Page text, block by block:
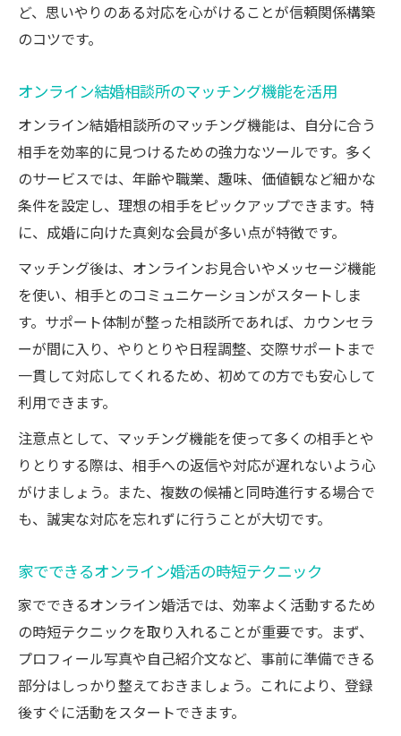
ど、思いやりのある対応を心がけることが信頼関係構築
のコツです。
オンライン結婚相談所のマッチング機能を活用
オンライン結婚相談所のマッチング機能は、自分に合う
相手を効率的に見つけるための強力なツールです。多く
のサービスでは、年齢や職業、趣味、価値観など細かな
条件を設定し、理想の相手をピックアップできます。特
に、成婚に向けた真剣な会員が多い点が特徴です。
マッチング後は、オンラインお見合いやメッセージ機能
を使い、相手とのコミュニケーションがスタートしま
す。サポート体制が整った相談所であれば、カウンセラ
ーが間に入り、やりとりや日程調整、交際サポートまで
一貫して対応してくれるため、初めての方でも安心して
利用できます。
注意点として、マッチング機能を使って多くの相手とや
りとりする際は、相手への返信や対応が遅れないよう心
がけましょう。また、複数の候補と同時進行する場合で
も、誠実な対応を忘れずに行うことが大切です。
家でできるオンライン婚活の時短テクニック
家でできるオンライン婚活では、効率よく活動するため
の時短テクニックを取り入れることが重要です。まず、
プロフィール写真や自己紹介文など、事前に準備できる
部分はしっかり整えておきましょう。これにより、登録
後すぐに活動をスタートできます。